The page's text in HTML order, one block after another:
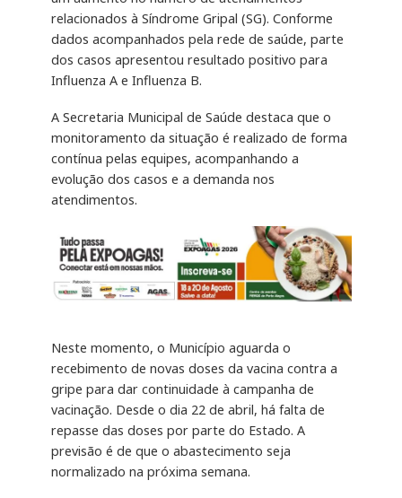
relacionados à Síndrome Gripal (SG). Conforme
dados acompanhados pela rede de saúde, parte
dos casos apresentou resultado positivo para
Influenza A e Influenza B.
A Secretaria Municipal de Saúde destaca que o
monitoramento da situação é realizado de forma
contínua pelas equipes, acompanhando a
evolução dos casos e a demanda nos
atendimentos.
Neste momento, o Município aguarda o
recebimento de novas doses da vacina contra a
gripe para dar continuidade à campanha de
vacinação. Desde o dia 22 de abril, há falta de
repasse das doses por parte do Estado. A
previsão é de que o abastecimento seja
normalizado na próxima semana.